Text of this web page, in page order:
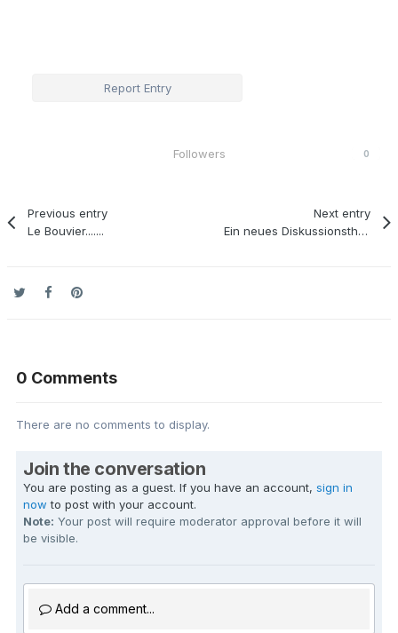
Report Entry
Followers 0
Previous entry
Le Bouvier.......
Next entry
Ein neues Diskussionsthema..
0 Comments
There are no comments to display.
Join the conversation
You are posting as a guest. If you have an account, sign in
now to post with your account.
Note: Your post will require moderator approval before it will
be visible.
Add a comment...